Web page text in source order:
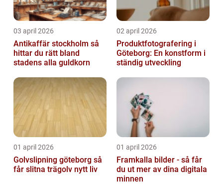
03 april 2026
Antikaffär stockholm så
hittar du rätt bland
stadens alla guldkorn
02 april 2026
Produktfotografering i
Göteborg: En konstform i
ständig utveckling
01 april 2026
Golvslipning göteborg så
får slitna trägolv nytt liv
01 april 2026
Framkalla bilder - så får
du ut mer av dina digitala
minnen